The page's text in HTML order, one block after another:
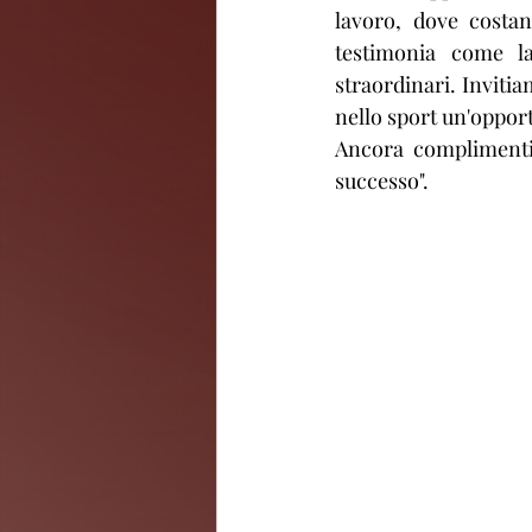
lavoro, dove
testimonia come
straordinari.
nello sport
Ancora
successo".​